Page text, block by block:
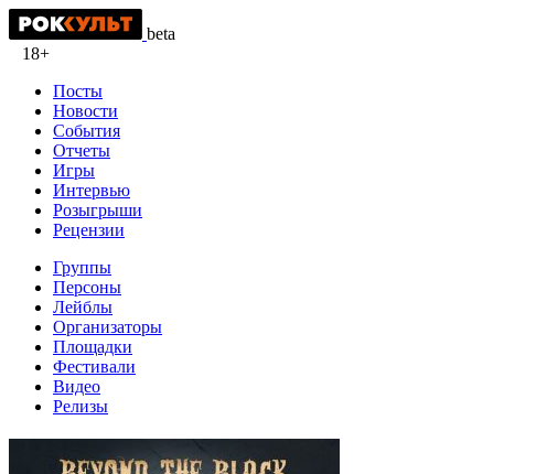
beta
18+
Посты
Новости
События
Отчеты
Игры
Интервью
Розыгрыши
Рецензии
Группы
Персоны
Лейблы
Организаторы
Площадки
Фестивали
Видео
Релизы